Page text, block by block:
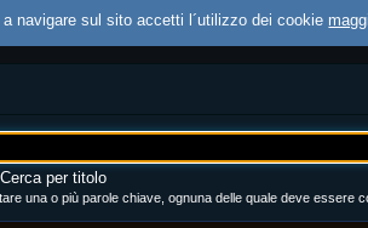
navigare sul sito accetti l´utilizzo dei cookie
Cerca per titolo
una o più parole chiave, ognuna delle quale deve essere